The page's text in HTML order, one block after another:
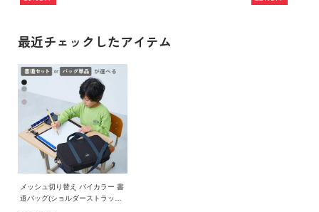
最近チェックしたアイテム
メッシュ切り替え バイカラー 書
道バッグ(ショルダーストラップ